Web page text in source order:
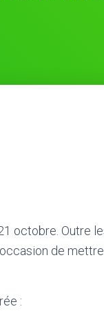
octobre. Outre
de mettre
: